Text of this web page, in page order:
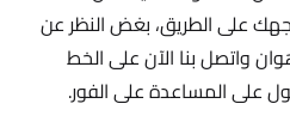
على الطريق، بغض النظر عن
واتصل بنا الآن على الخط
على المساعدة على الفور.